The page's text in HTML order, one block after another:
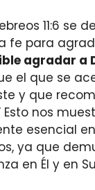
11:6 se
fe para
agradar a
el que se
y que
Esto nos
esencial
ya que
en Él y en